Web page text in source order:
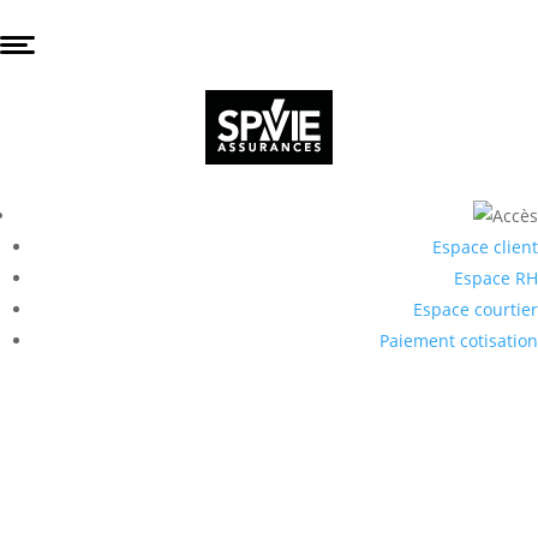
Espace client
Espace RH
Espace courtier
Paiement cotisation